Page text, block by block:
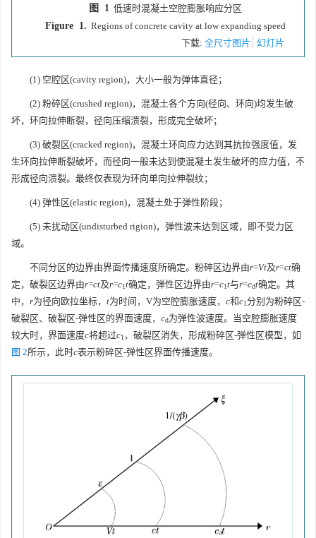
图 1 低速时混凝土空腔膨胀响应分区
Figure 1. Regions of concrete cavity at low expanding speed
下载: 全尺寸图片 幻灯片
(1) 空腔区(cavity region)，大小一般为弹体直径；
(2) 粉碎区(crushed region)，混凝土各个方向(径向、环向)均发生破
坏，环向拉伸断裂，径向压缩溃裂，形成完全破坏；
(3) 破裂区(cracked region)，混凝土环向应力达到其抗拉强度值，发
生环向拉伸断裂破坏，而径向一般未达到使混凝土发生破坏的应力值，不
形成径向溃裂。最终仅表现为环向单向拉伸裂纹；
(4) 弹性区(elastic region)，混凝土处于弹性阶段；
(5) 未扰动区(undisturbed rigion)，弹性波未达到区域，即不受力区
域。
不同分区的边界由界面传播速度所确定。粉碎区边界由r=Vt及r=ct确
定，破裂区边界由r=ct及r=c1t确定，弹性区边界由r=c1t与r=cdt确定。其
中， r为径向欧拉坐标， t为时间，V为空腔膨胀速度， c和c1分别为粉碎区-
破裂区、破裂区-弹性区的界面速度， cd为弹性波速度。当空腔膨胀速度
较大时，界面速度c将超过c1，破裂区消失，形成粉碎区-弹性区模型，如
图 2所示，此时c表示粉碎区-弹性区界面传播速度。